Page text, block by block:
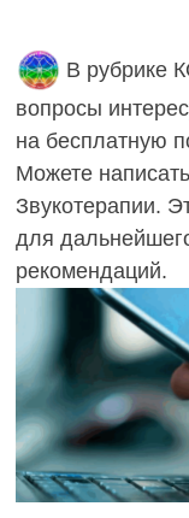
В рубрике
вопросы
на бесплатную
Можете
Звукотерапии.
для
рекомендаций.